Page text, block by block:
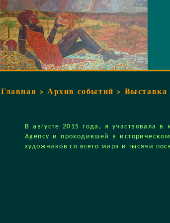
Главная >Архив событий >
В августе 2015 года, я участвовала
Agency и проходившей в
художников со всего мира и тысячи